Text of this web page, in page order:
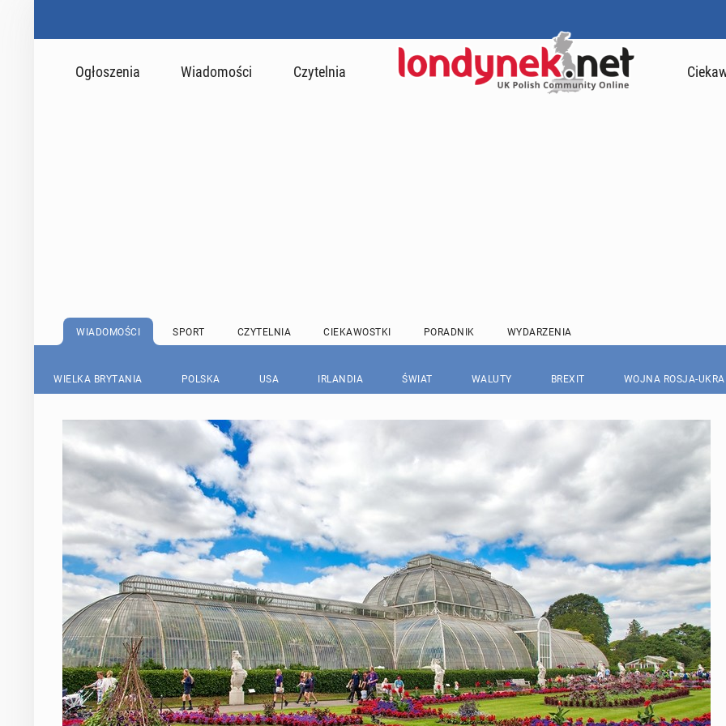
Ogłoszenia Wiadomości Czytelnia
WIADOMOŚCI SPORT CZYTELNIA CIEKAWOSTKI PORADNIK WYDARZENIA
WIELKA BRYTANIA POLSKA USA IRLANDIA ŚWIAT WALUTY BREXIT WOJNA ROSJA-